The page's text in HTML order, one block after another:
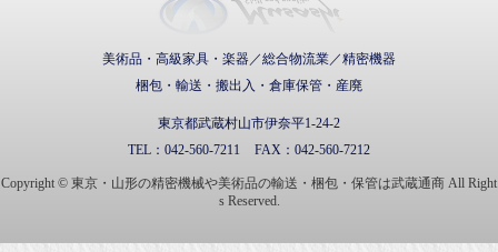
美術品・高級家具・楽器／総合物流業／精密機器
梱包・輸送・搬出入・倉庫保管・産廃
東京都武蔵村山市伊奈平1-24-2
TEL： 042-560-7211 FAX： 042-560-7212
Copyright © 東京・山形の精密機械や美術品の輸送・梱包・保管は武蔵通商 All Right
s Reserved.